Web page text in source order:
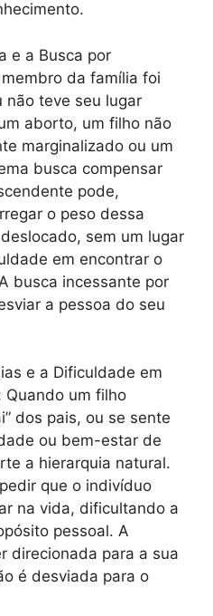
e a Busca por
da família foi
não teve seu lugar
aborto, um filho não
marginalizado ou um
busca compensar
pode,
o peso dessa
sem um lugar
em encontrar o
busca incessante por
a pessoa do seu
e a Dificuldade em
Quando um filho
dos pais, ou se sente
ou bem-estar de
a hierarquia natural.
que o indivíduo
na vida, dificultando a
pessoal. A
direcionada para a sua
é desviada para o